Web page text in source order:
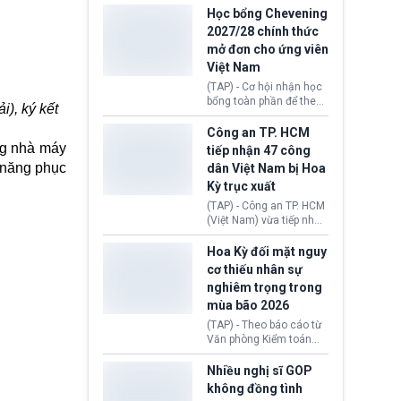
ký kết
nhà máy
phục
thi Thỏa thuận Rút khỏi
Liên minh châu Âu
(Withdrawal
Agreement).
Iran nhằm mở lại eo biển
Hormuz, mở đường cho
việc khôi phục hoạt
động hàng hải. Những
tín hiệu ngoại giao tích
cực này lập tức tác động
đến thị trường năng
lượng, kéo giá dầu thế
giới lùi sâu xuống dưới
mức 80 USD/thùng.
Học bổng Chevening
2027/28 chính thức
mở đơn cho ứng viên
Việt Nam
(TAP) - Cơ hội nhận học
bổng toàn phần để theo
học chương trình thạc sĩ
tại Vương quốc Anh đã
chính thức quay trở lại.
Học bổng Chevening
2027/28 của Chính phủ
Anh vừa mở cổng ứng
tuyển dành riêng ứng
viên Việt Nam, hỗ trợ
toàn bộ chi phí học tập
cùng nhiều quyền lợi
trong suốt một năm
học.
Công an TP. HCM
tiếp nhận 47 công
dân Việt Nam bị Hoa
Kỳ trục xuất
(TAP) - Công an TP. HCM
(Việt Nam) vừa tiếp nhận
47 công dân Việt Nam bị
Hoa Kỳ trục xuất về
nước. Đây là đợt có số
lượng lớn nhất từ đầu
năm 2026 đến nay, phản
ánh xu hướng gia tăng
các trường hợp trục
xuất.
Hoa Kỳ đối mặt nguy
cơ thiếu nhân sự
nghiêm trọng trong
mùa bão 2026
(TAP) - Theo báo cáo từ
Văn phòng Kiểm toán
Chính phủ (GAO), Cơ
quan Quản lý Khẩn cấp
Liên bang (FEMA) thuộc
Bộ An ninh Nội địa Hoa
Nhiều nghị sĩ GOP
không đồng tình